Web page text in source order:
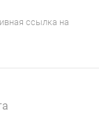
ссылка на